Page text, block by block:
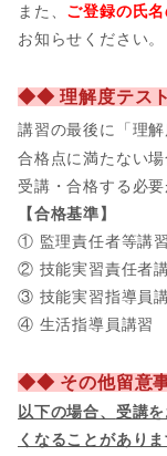
また、 ご登録の氏
お知らせください。
◆◆ 理解度テス
講習の最後に「理
合格点に満たない
受講・合格する必要
【合格基準】
① 監理責任者等
② 技能実習責任
③ 技能実習指導
④ 生活指導員
◆◆ その他留意
以下の場合、 受講
くなることがありま